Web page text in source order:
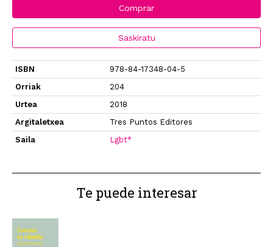
Comprar
Saskiratu
ISBN
978-84-17348-04-5
Orriak
204
Urtea
2018
Argitaletxea
Tres Puntos Editores
Saila
Lgbt*
Te puede interesar